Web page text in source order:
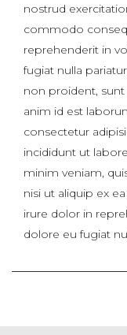
nostrud
commodo
reprehenderit in
fugiat nulla
non proident,
anim id est
consectetur
incididunt ut
minim veniam,
nisi ut aliquip ex
irure dolor in
dolore eu fugiat